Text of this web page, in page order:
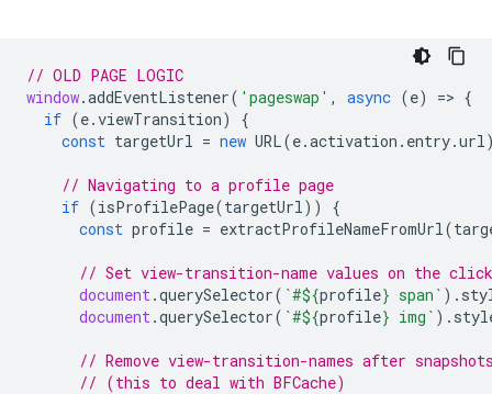
// OLD PAGE LOGIC
window.addEventListener( 'pageswap' , async (e) => {
if (e.viewTransition)
{
const targetUrl = new URL(e.activation . entry.url
// Navigating to a profile page
if (isProfilePage(targetUrl ))
{
const profile = extractProfileNameFromUrl (
// Set view-transition-name values on the
document .querySelector( `#${profile} span` ).
document .querySelector( `#${profile} img` ).
// Remove view-transition-names after
// (this to deal with BFCache)